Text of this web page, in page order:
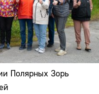
Полярных Зорь